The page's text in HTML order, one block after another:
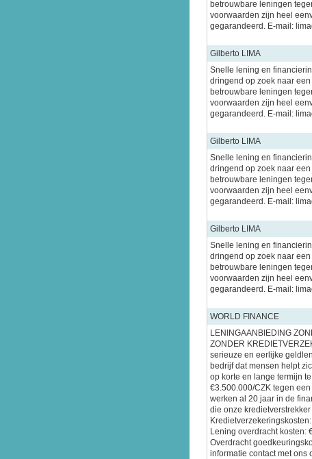
betrouwbare leningen
voorwaarden zijn heel
gegarandeerd. E-mail:
Gilberto LIMA
Snelle lening en
dringend op zoek naar
betrouwbare leningen
voorwaarden zijn heel
gegarandeerd. E-mail:
Gilberto LIMA
Snelle lening en
dringend op zoek naar
betrouwbare leningen
voorwaarden zijn heel
gegarandeerd. E-mail:
Gilberto LIMA
Snelle lening en
dringend op zoek naar
betrouwbare leningen
voorwaarden zijn heel
gegarandeerd. E-mail:
WORLD FINANCE
LENINGAANBIEDING
ZONDER
serieuze en eerlijke
bedrijf dat mensen helpt
op korte en lange termijn
€3.500.000/CZK tegen
werken al 20 jaar in de
die onze
Lening overdracht kosten:
Overdracht
informatie contact met ons